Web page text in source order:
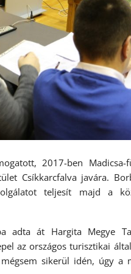
2017-ben
Csíkkarcfalva javára.
teljesít majd a
adta át Hargita Megye
az országos turisztikai
sikerül idén, úgy a